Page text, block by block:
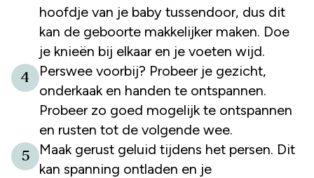
hoofdje van je baby tussendoor, dus dit
kan de geboorte makkelijker maken. Doe
je knieën bij elkaar en je voeten wijd.
4
Perswee voorbij? Probeer je gezicht,
onderkaak en handen te ontspannen.
Probeer zo goed mogelijk te ontspannen
en rusten tot de volgende wee.
5
Maak gerust geluid tijdens het persen. Dit
kan spanning ontladen en je